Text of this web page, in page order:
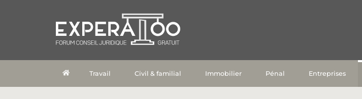
Travail Civil & familial Immobilier Pénal Entreprises